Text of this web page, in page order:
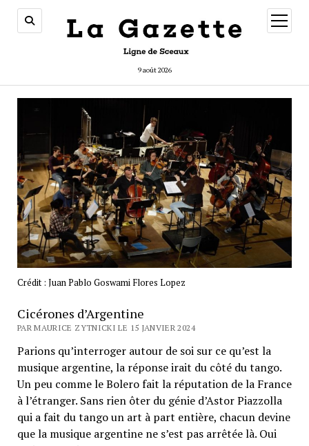
9 août 2026
ouvrir
menu
Crédit : Juan Pablo Goswami Flores Lopez
Cicérones d’Argentine
PAR MAURICE ZYTNICKI LE 15 JANVIER 2024
Parions qu’interroger autour de soi sur ce qu’est la
musique argentine, la réponse irait du côté du tango.
Un peu comme le Bolero fait la réputation de la France
à l’étranger. Sans rien ôter du génie d’Astor Piazzolla
qui a fait du tango un art à part entière, chacun devine
que la musique argentine ne s’est pas arrêtée là. Oui